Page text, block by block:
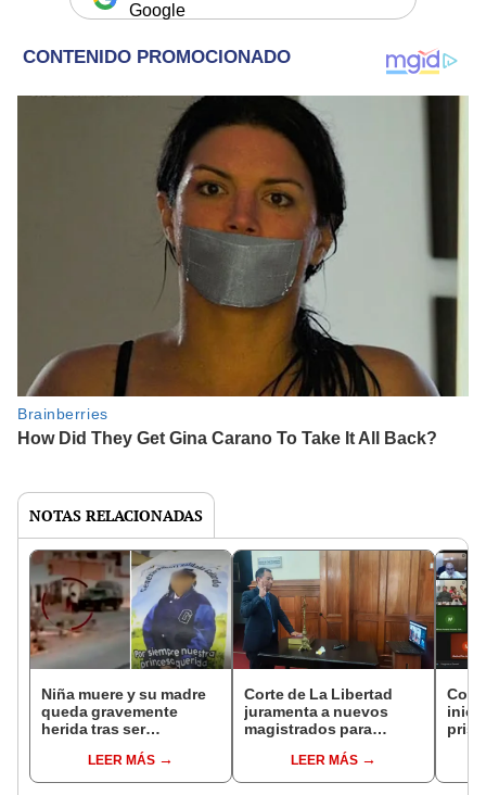
Google
NOTAS RELACIONADAS
Niña muere y su madre
queda gravemente
herida tras ser
chofer se dio a la fuga
LEER MÁS
Corte de La Libertad
juramenta a nuevos
magistrados para
jurisdiccionales de
Trujillo
LEER MÁS